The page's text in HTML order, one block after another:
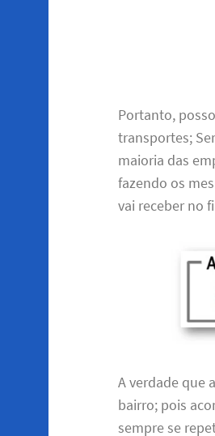
Portanto,
transportes;
maioria das
fazendo os
vai receber no
A verdade que
bairro; pois
sempre se